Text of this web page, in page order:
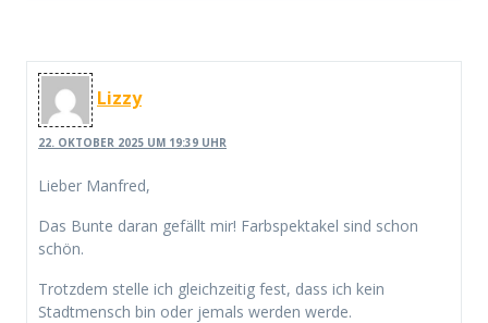
Lizzy
22. OKTOBER 2025 UM 19:39 UHR
Lieber Manfred,
Das Bunte daran gefällt mir! Farbspektakel sind schon
schön.
Trotzdem stelle ich gleichzeitig fest, dass ich kein
Stadtmensch bin oder jemals werden werde.